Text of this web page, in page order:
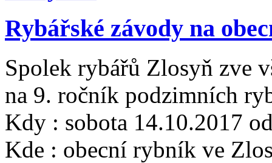
Rybářské závody na
Spolek rybářů Zlosyň zve
na 9. ročník podzimních
Kdy : sobota 14.10.2017
Kde : obecní rybník ve